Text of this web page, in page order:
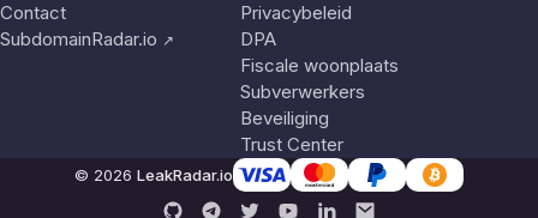
Contact
SubdomainRadar.io ↗
Privacybeleid
DPA
Fiscale woonplaats
Subverwerkers
Beveiliging
Trust Center
© 2026 LeakRadar.io